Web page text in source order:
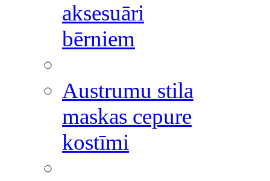
aksesuāri
bērniem
Austrumu stila
maskas cepure
kostīmi